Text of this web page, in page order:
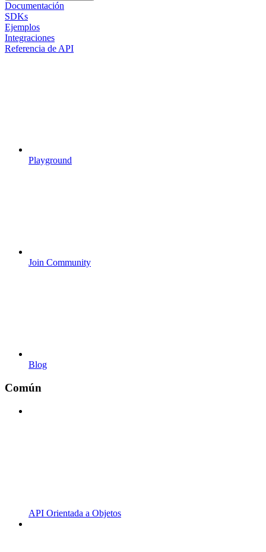
Documentación
SDKs
Ejemplos
Integraciones
Referencia de API
Playground
Join Community
Blog
Común
API Orientada a Objetos